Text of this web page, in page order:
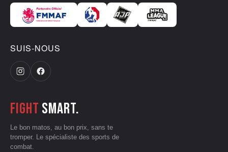
SUIS-NOUS
Fight smart.
Le bon matos, au bon prix, sans te
tromper. Le spécialiste des sports de
combat.